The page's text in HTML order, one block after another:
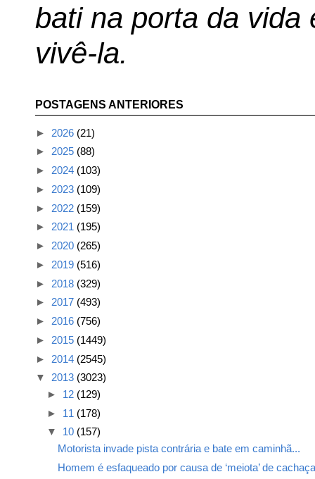
bati na porta da vida
vivê-la.
POSTAGENS ANTERIORES
► 2026 (21)
► 2025 (88)
► 2024 (103)
► 2023 (109)
► 2022 (159)
► 2021 (195)
► 2020 (265)
► 2019 (516)
► 2018 (329)
► 2017 (493)
► 2016 (756)
► 2015 (1449)
► 2014 (2545)
▼ 2013 (3023)
► 12 (129)
► 11 (178)
▼ 10 (157)
Motorista invade pista contrária e bate em caminhã...
Homem é esfaqueado por causa de ‘meiota’ de